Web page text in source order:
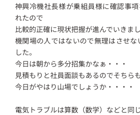
神興冷機社長様が乗組員様に確認事
れたので
比較的正確に現状把握が進んでいきま
機関場の人ではないので無理はさせ
した。
今日は朝から多分招集かなぁ・・・
見積もりと社員面談もあるのでそちら
今日がやはり山場でしょうか・・・・
電気トラブルは算数（数学）などと同